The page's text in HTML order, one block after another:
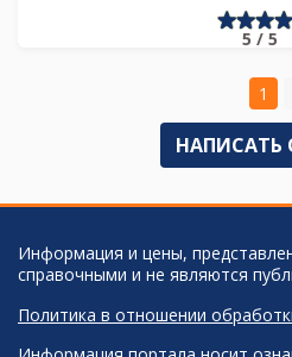
5 / 5
1
НАПИСАТЬ
Информация и цены,
справочными и не являются
Политика в отношении